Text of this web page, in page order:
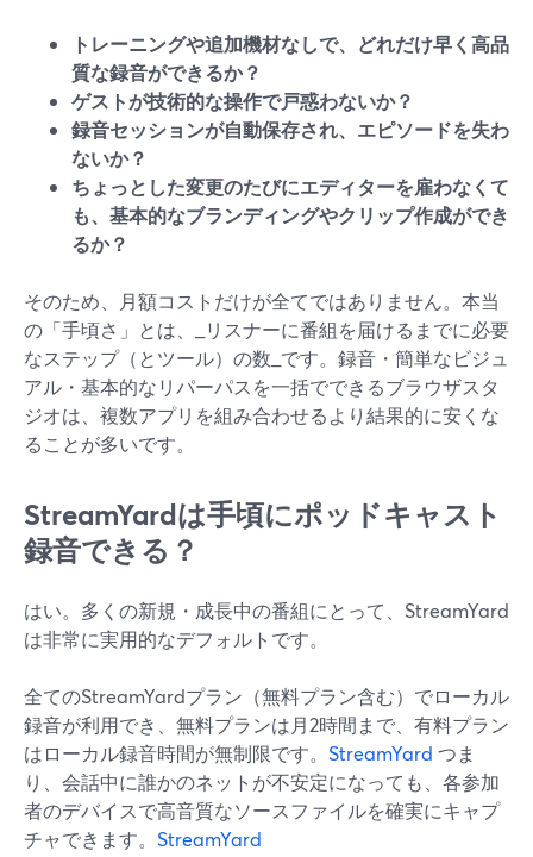
トレーニングや追加機材なしで、どれだけ早く高品
質な録音ができるか？
ゲストが技術的な操作で戸惑わないか？
録音セッションが自動保存され、エピソードを失わ
ないか？
ちょっとした変更のたびにエディターを雇わなくて
も、基本的なブランディングやクリップ作成ができ
るか？
そのため、月額コストだけが全てではありません。本当
の「手頃さ」とは、_リスナーに番組を届けるまでに必要
なステップ（とツール）の数_です。録音・簡単なビジュ
アル・基本的なリパーパスを一括でできるブラウザスタ
ジオは、複数アプリを組み合わせるより結果的に安くな
ることが多いです。
StreamYardは手頃にポッドキャスト
録音できる？
はい。多くの新規・成長中の番組にとって、StreamYard
は非常に実用的なデフォルトです。
全てのStreamYardプラン（無料プラン含む）でローカル
録音が利用でき、無料プランは月2時間まで、有料プラン
はローカル録音時間が無制限です。 StreamYard つま
り、会話中に誰かのネットが不安定になっても、各参加
者のデバイスで高音質なソースファイルを確実にキャプ
チャできます。 StreamYard